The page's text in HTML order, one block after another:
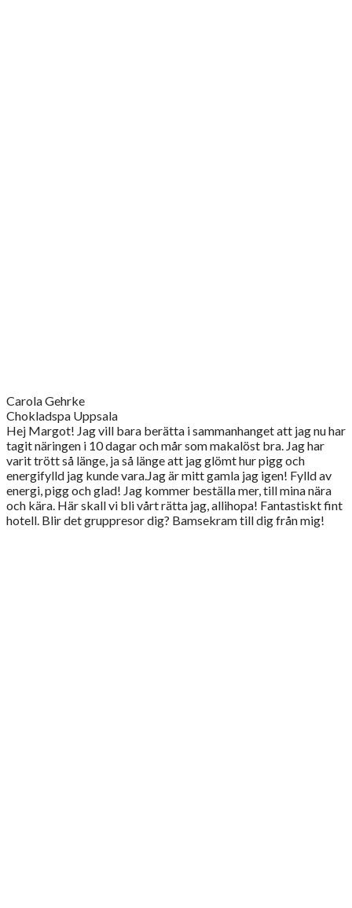
Carola Gehrke
Chokladspa Uppsala
Hej Margot! Jag vill bara berätta i sammanhanget att jag nu har
tagit näringen i 10 dagar och mår som makalöst bra. Jag har
varit trött så länge, ja så länge att jag glömt hur pigg och
energifylld jag kunde vara.Jag är mitt gamla jag igen! Fylld av
energi, pigg och glad! Jag kommer beställa mer, till mina nära
och kära. Här skall vi bli vårt rätta jag, allihopa! Fantastiskt fint
hotell. Blir det gruppresor dig? Bamsekram till dig från mig!